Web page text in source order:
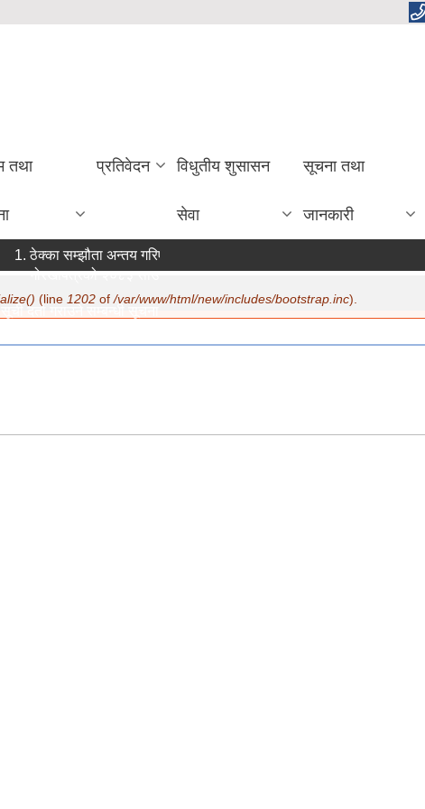
तथा प्रतिवेदन विधुतीय शुसासन
सेवा
सूचना तथा
जानकारी
ठेक्का सम्झौता अन्तय गरिएको सम्बन्धी सूचना ।
गोरखापत्रको २०८३ साउन १२ गते मा सूचना प्रकाशन ।
सूची दर्ता गराउने सम्बन्धी सूचना ।
(line 1202 of/var/www/html/new/includes/bootstrap.inc).